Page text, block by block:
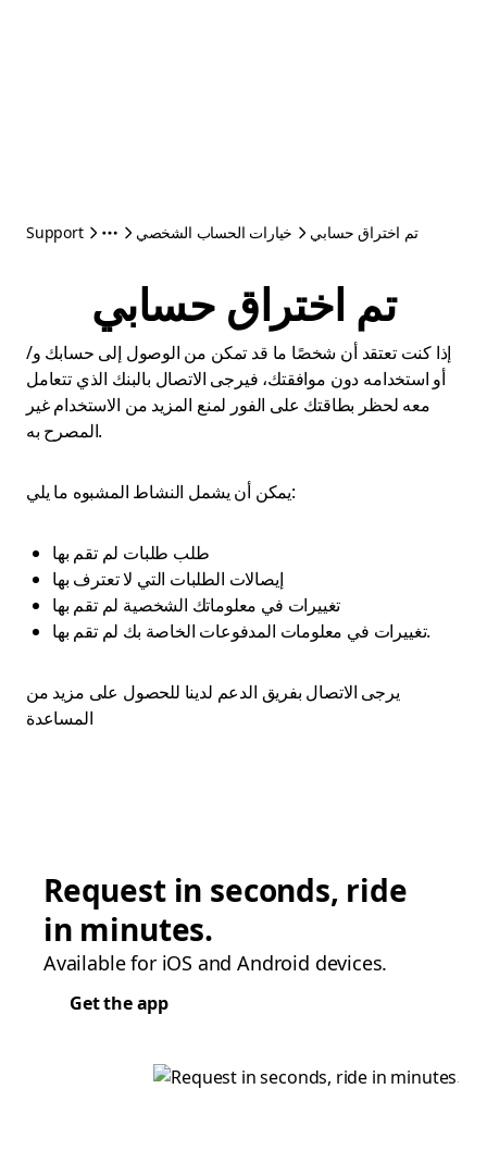
Support خيارات الحساب الشخصي تم اختراق حسابي
تم اختراق حسابي
إذا كنت تعتقد أن شخصًا ما قد تمكن من الوصول إلى حسابك و/
أو استخدامه دون موافقتك، فيرجى الاتصال بالبنك الذي تتعامل
معه لحظر بطاقتك على الفور لمنع المزيد من الاستخدام غير
المصرح به.
يمكن أن يشمل النشاط المشبوه ما يلي:
طلب طلبات لم تقم بها
إيصالات الطلبات التي لا تعترف بها
تغييرات في معلوماتك الشخصية لم تقم بها
تغييرات في معلومات المدفوعات الخاصة بك لم تقم بها.
يرجى الاتصال بفريق الدعم لدينا للحصول على مزيد من
المساعدة
Request in seconds, ride
in minutes.
Available for iOS and Android devices.
Get the app